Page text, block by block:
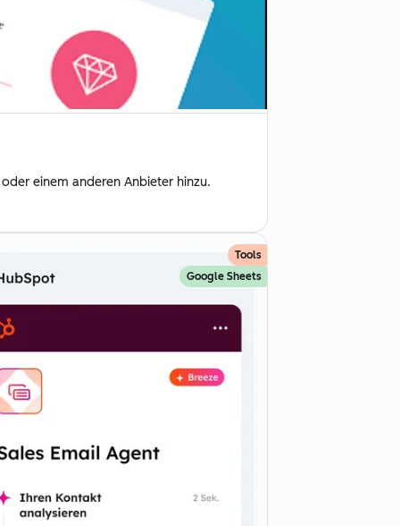
einem anderen Anbieter hinzu.
Tools
Google Sheets